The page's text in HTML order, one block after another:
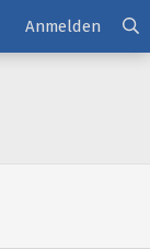
Anmelden